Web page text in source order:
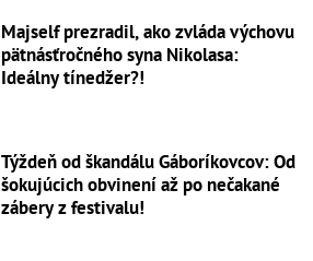
Majself prezradil, ako zvláda výchovu
pätnásťročného syna Nikolasa:
Ideálny tínedžer?!
Týždeň od škandálu Gáboríkovcov: Od
šokujúcich obvinení až po nečakané
zábery z festivalu!